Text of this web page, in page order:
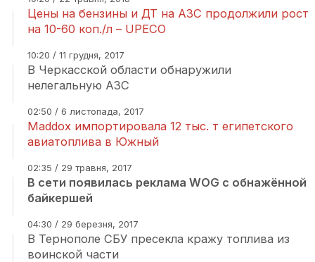
Цены на бензины и ДТ на АЗС продолжили рост
на 10-60 коп./л – UPECO
10:20 / 11 грудня, 2017
В Черкасской области обнаружили
нелегальную АЗС
02:50 / 6 листопада, 2017
Maddox импортировала 12 тыс. т египетского
авиатоплива в Южный
02:35 / 29 травня, 2017
В сети появилась реклама WOG с обнажённой
байкершей
04:30 / 29 березня, 2017
В Тернополе СБУ пресекла кражу топлива из
воинской части